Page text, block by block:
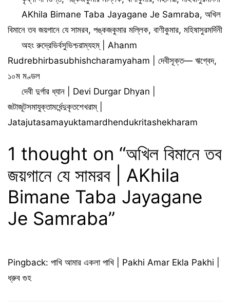
Lyrics
Tags
AKhila Bimane Taba Jayagane Je Samraba,অখিল
বিমানে তব জয়গানে যে সামরব, পঙ্কজকুমার মল্লিক, বাণীকুমার, মহিষাসুরমর্দিনী
অহং রুদ্রেভির্বসুভিশ্চরাম্যহম্‌ | Ahanm
Rudrebhirbasubhishcharamyaham | দেবীসূক্ত— ঋগ্বেদ,
১০ম মণ্ডল
দেবী দুর্গার ধ্যান | Devi Durgar Dhyan |
জটাজূটসমাযুক্তামর্ধেন্দুকৃতশেখরাম্‌ |
Jatajutasamayuktamardhendukritashekharam
1 thought on “অখিল বিমানে তব
জয়গানে যে সামরব | AKhila
Bimane Taba Jayagane
Je Samraba”
Pingback: পাখি আমার একলা পাখি | Pakhi Amar Ekla Pakhi |
ধ্রুব গুহ